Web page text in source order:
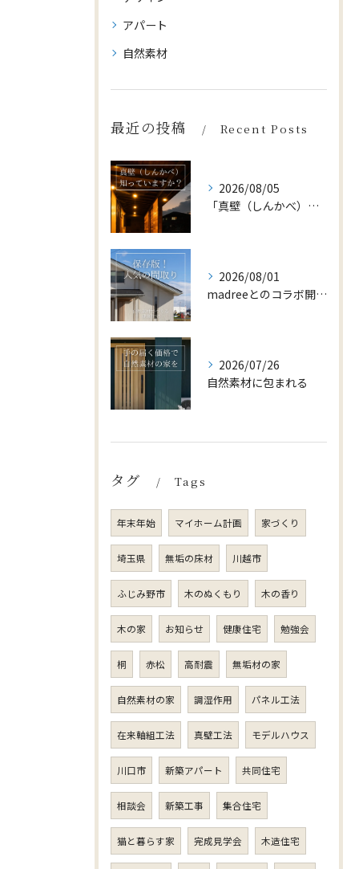
アパート
自然素材
最近の投稿 Recent Posts
2026/08/05
「真壁（しんかべ）」をご存じですか？
2026/08/01
madreeとのコラボ開催中🎊
2026/07/26
自然素材に包まれる
タグ Tags
年末年始 マイホーム計画 家づくり
埼玉県 無垢の床材 川越市
ふじみ野市 木のぬくもり 木の香り
木の家 お知らせ 健康住宅 勉強会
桐 赤松 高耐震 無垢材の家
自然素材の家 調湿作用 パネル工法
在来軸組工法 真壁工法 モデルハウス
川口市 新築アパート 共同住宅
相談会 新築工事 集合住宅
猫と暮らす家 完成見学会 木造住宅